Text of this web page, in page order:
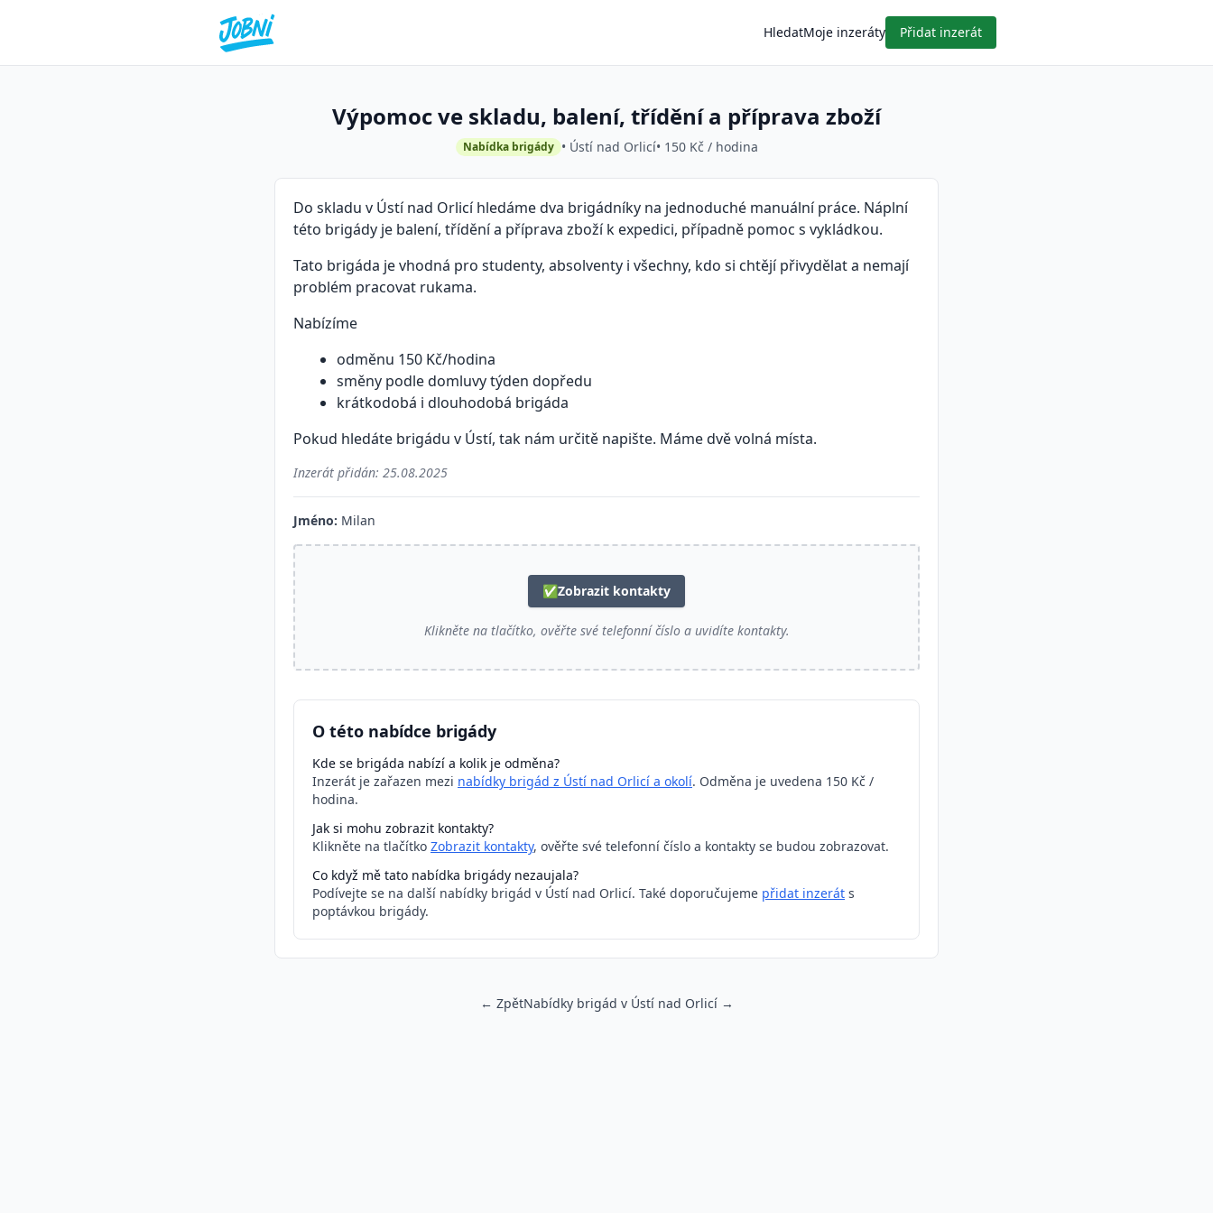
HledatMoje inzeráty Přidat inzerát
Výpomoc ve skladu, balení, třídění a příprava zboží
Nabídka brigády • Ústí nad Orlicí• 150 Kč / hodina
Do skladu v Ústí nad Orlicí hledáme dva brigádníky na jednoduché manuální práce. Náplní
této brigády je balení, třídění a příprava zboží k expedici, případně pomoc s vykládkou.
Tato brigáda je vhodná pro studenty, absolventy i všechny, kdo si chtějí přivydělat a nemají
problém pracovat rukama.
Nabízíme
odměnu 150 Kč/hodina
směny podle domluvy týden dopředu
krátkodobá i dlouhodobá brigáda
Pokud hledáte brigádu v Ústí, tak nám určitě napište. Máme dvě volná místa.
Inzerát přidán: 25.08.2025
Jméno: Milan
✅Zobrazit kontakty
Klikněte na tlačítko, ověřte své telefonní číslo a uvidíte kontakty.
O této nabídce brigády
Kde se brigáda nabízí a kolik je odměna?
Inzerát je zařazen mezi nabídky brigád z Ústí nad Orlicí a okolí. Odměna je uvedena 150 Kč /
hodina.
Jak si mohu zobrazit kontakty?
Klikněte na tlačítko Zobrazit kontakty, ověřte své telefonní číslo a kontakty se budou zobrazovat.
Co když mě tato nabídka brigády nezaujala?
Podívejte se na další nabídky brigád v Ústí nad Orlicí. Také doporučujeme přidat inzerát s
poptávkou brigády.
← ZpětNabídky brigád v Ústí nad Orlicí →